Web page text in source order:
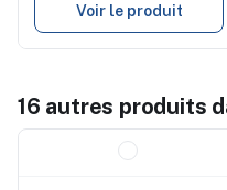
Voir le produit
16 autres produits